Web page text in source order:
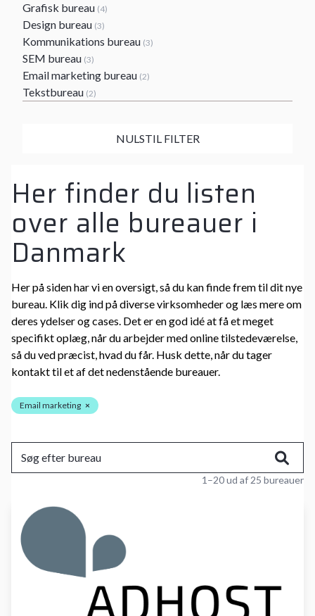
Grafisk bureau (4)
Design bureau (3)
Kommunikations bureau (3)
SEM bureau (3)
Email marketing bureau (2)
Tekstbureau (2)
NULSTIL FILTER
Her finder du listen
over alle bureauer i
Danmark
Her på siden har vi en oversigt, så du kan finde frem til dit nye
bureau. Klik dig ind på diverse virksomheder og læs mere om
deres ydelser og cases. Det er en god idé at få et meget
specifikt oplæg, når du arbejder med online tilstedeværelse,
så du ved præcist, hvad du får. Husk dette, når du tager
kontakt til et af det nedenstående bureauer.
Email marketing ×
1–20 ud af 25 bureauer